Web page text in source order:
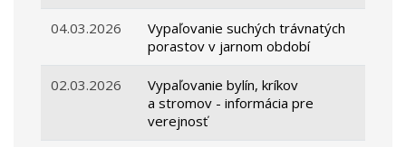
04.03.2026
Vypaľovanie suchých trávnatých
porastov v jarnom období
02.03.2026
Vypaľovanie bylín, kríkov
a stromov - informácia pre
verejnosť